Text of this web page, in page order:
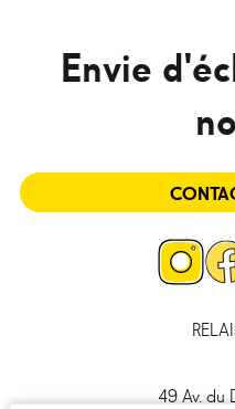
Envie
Page
49 Av. du